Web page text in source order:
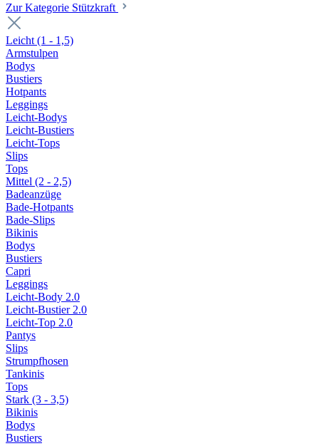
Zur Kategorie Stützkraft
Leicht (1 - 1,5)
Armstulpen
Bodys
Bustiers
Hotpants
Leggings
Leicht-Bodys
Leicht-Bustiers
Leicht-Tops
Slips
Tops
Mittel (2 - 2,5)
Badeanzüge
Bade-Hotpants
Bade-Slips
Bikinis
Bodys
Bustiers
Capri
Leggings
Leicht-Body 2.0
Leicht-Bustier 2.0
Leicht-Top 2.0
Pantys
Slips
Strumpfhosen
Tankinis
Tops
Stark (3 - 3,5)
Bikinis
Bodys
Bustiers